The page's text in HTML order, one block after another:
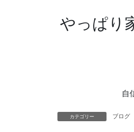
やっぱり
自
カテゴリー ブログ